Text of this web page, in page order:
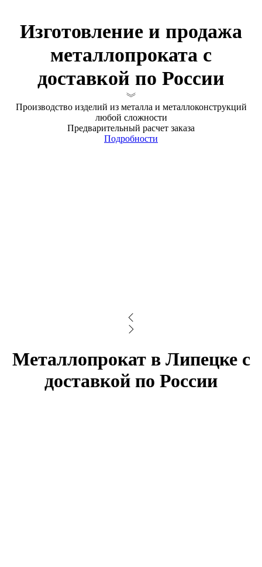
Изготовление и продажа
металлопроката с
доставкой по России
Производство изделий из металла и металлоконструкций
любой сложности
Предварительный расчет заказа
Подробности
Металлопрокат в Липецке с
доставкой по России